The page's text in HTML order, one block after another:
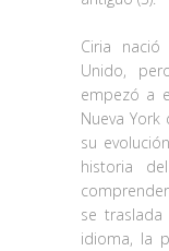
Ciria
Unido,
empezó a
Nueva
su
historia
se
idioma, la